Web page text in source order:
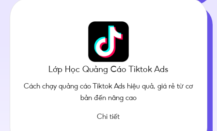
Lớp Học Quảng Cáo Tiktok Ads
Cách chạy quảng cáo Tiktok Ads hiệu quả, giá rẻ từ cơ
bản đến nâng cao
Chi tiết